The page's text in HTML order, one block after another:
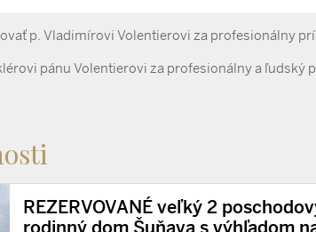
p. Vladimírovi Volentierovi za profesionálny
pánu Volentierovi za profesionálny a
REZERVOVANÉ veľký 2
rodinný dom Šuňava s výhľadom